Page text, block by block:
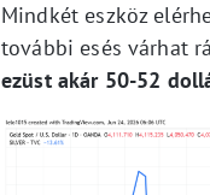
Mindkét eszköz
további esés várhat
ezüst akár 50-52